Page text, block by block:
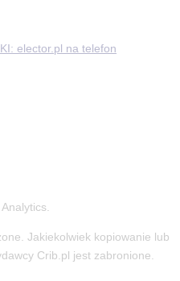
elector.pl na telefon
Jakiekolwiek kopiowanie lub
Crib.pl jest zabronione.